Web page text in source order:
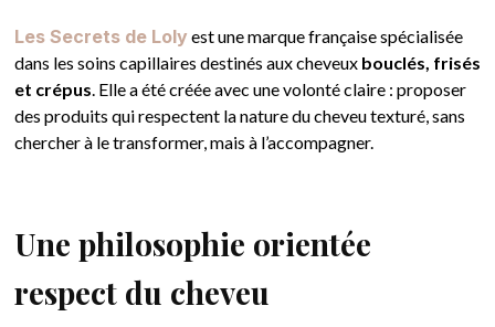
Les Secrets de Loly est une marque française spécialisée
dans les soins capillaires destinés aux cheveux bouclés, frisés
et crépus. Elle a été créée avec une volonté claire : proposer
des produits qui respectent la nature du cheveu texturé, sans
chercher à le transformer, mais à l’accompagner.
Une philosophie orientée
respect du cheveu